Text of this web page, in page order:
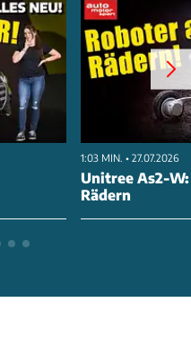
1:03 MIN. • 27.07.2026
Unitree As2-
Rädern